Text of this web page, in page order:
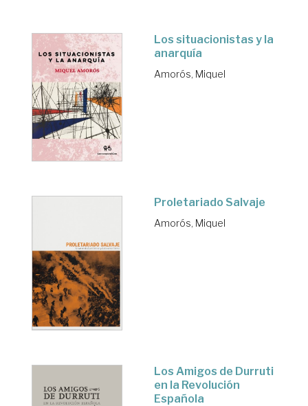
Los situacionistas y la
anarquía
Amorós, Miquel
Proletariado Salvaje
Amorós, Miquel
Los Amigos de Durruti
en la Revolución
Española